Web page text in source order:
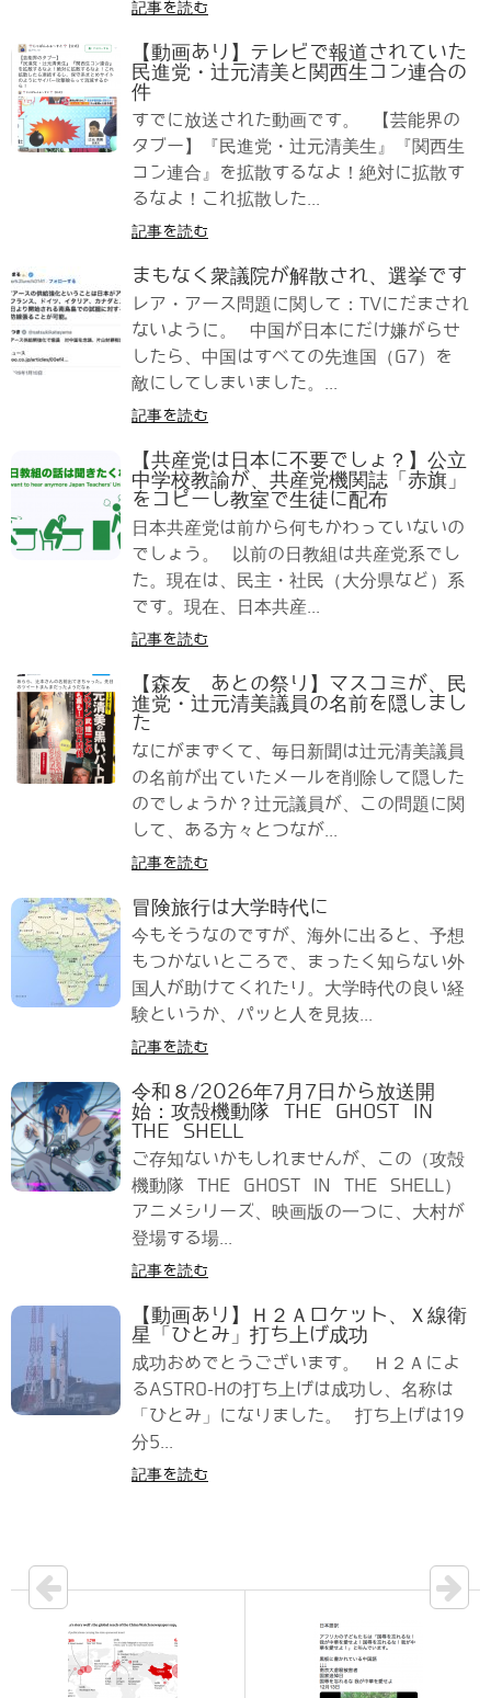
記事を読む
【動画あり】テレビで報道されていた
民進党・辻元清美と関西生コン連合の
件
すでに放送された動画です。 【芸能界の
タブー】『民進党・辻元清美生』『関西生
コン連合』を拡散するなよ！絶対に拡散す
るなよ！これ拡散した...
記事を読む
まもなく衆議院が解散され、選挙です
レア・アース問題に関して：TVにだまされ
ないように。 中国が日本にだけ嫌がらせ
したら、中国はすべての先進国（G7）を
敵にしてしまいました。...
記事を読む
【共産党は日本に不要でしょ？】公立
中学校教諭が、共産党機関誌「赤旗」
をコピーし教室で生徒に配布
日本共産党は前から何もかわっていないの
でしょう。 以前の日教組は共産党系でし
た。現在は、民主・社民（大分県など）系
です。現在、日本共産...
記事を読む
【森友 あとの祭り】マスコミが、民
進党・辻元清美議員の名前を隠しまし
た
なにがまずくて、毎日新聞は辻元清美議員
の名前が出ていたメールを削除して隠した
のでしょうか？辻元議員が、この問題に関
して、ある方々とつなが...
記事を読む
冒険旅行は大学時代に
今もそうなのですが、海外に出ると、予想
もつかないところで、まったく知らない外
国人が助けてくれたり。大学時代の良い経
験というか、パッと人を見抜...
記事を読む
令和８/2026年7月7日から放送開
始：攻殻機動隊 THE GHOST IN
THE SHELL
ご存知ないかもしれませんが、この（攻殻
機動隊 THE GHOST IN THE SHELL）
アニメシリーズ、映画版の一つに、大村が
登場する場...
記事を読む
【動画あり】Ｈ２Ａロケット、Ｘ線衛
星「ひとみ」打ち上げ成功
成功おめでとうございます。 Ｈ２Ａによ
るASTRO-Hの打ち上げは成功し、名称は
「ひとみ」になりました。 打ち上げは19
分5...
記事を読む